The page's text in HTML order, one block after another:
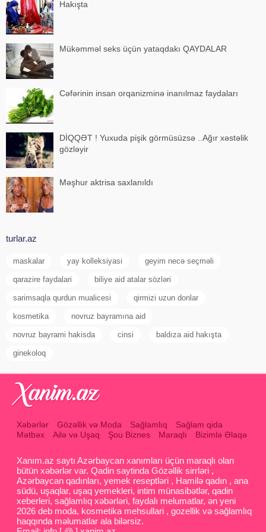
Hakışta
Mükəmməl seks üçün yataqdakı QAYDALAR
Cəfərinin insan orqanizminə inanılmaz faydaları
DİQQƏT ! Yuxuda pişik görmüsüzsə ..Ağır xəstəlik
gözləyir
Məşhur aktrisa saxlanıldı
turlar.az
maskalar yay kolleksiyasi geyim necə seçməli
qarazire faydalari biliye aid atalar sözləri
sarimsaqla qurdun mualicesi qirmizi uzun donlar
kosmetika novruz bayramına aid
novruz bayrami hakisda cinsi baldıza aid hakışta
ginekoloq
Xəbərlər Gözəllik və Moda Sağlamlıq
Sağlam qida
Mətbəx
Ailə və Uşaq Şou Biznes Maraqlı Bizimlə Əlaqə
Xanım.az saytı Azərbaycan xanımları üçün maraqlı olan
bütün xəbərlər var. Qadin saytinda Gözəllik sirrləri ,
Azərbaycan qadınları, yemek reseptləri , Hamilə qadın , ana
südü, uşaqlar, uşaq yemekleri, intim münasibətlər, qadin
xeberleri, sağlamlıq xəbərləri, faydalı melumatlar, ən yeni
2026 deb moda, kosmetika mehsullari , gozellik və sağlamlıq
haqqında məlumatlar ala bilərsiz.